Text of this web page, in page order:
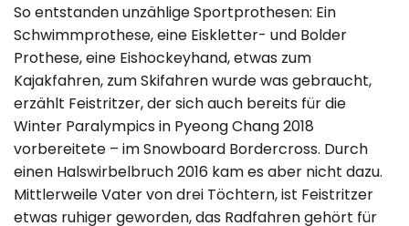
So entstanden unzählige Sportprothesen: Ein
Schwimmprothese, eine Eiskletter- und Bolder
Prothese, eine Eishockeyhand, etwas zum
Kajakfahren, zum Skifahren wurde was gebraucht,
erzählt Feistritzer, der sich auch bereits für die
Winter Paralympics in Pyeong Chang 2018
vorbereitete – im Snowboard Bordercross. Durch
einen Halswirbelbruch 2016 kam es aber nicht dazu.
Mittlerweile Vater von drei Töchtern, ist Feistritzer
etwas ruhiger geworden, das Radfahren gehört für